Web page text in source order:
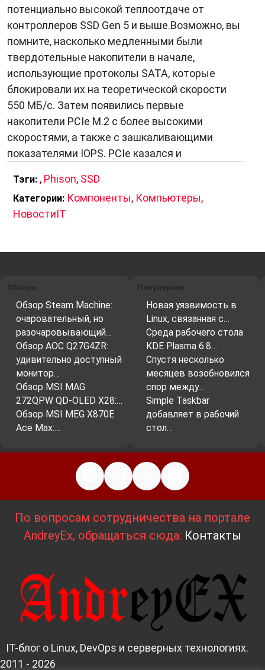
потенциально высокой теплоотдаче от
контроллеров SSD Gen 5 и выше.Возможно, вы
помните, насколько медленными были
твердотельные накопители в начале,
использующие протоколы SATA, которые
блокировали их на теоретической скорости
550 МБ/с. Затем появились первые
накопители PCIe M.2 с более высокими
скоростями, а также с зашкаливающими
показателями IOPS. PCIe казался и
Тэги: , Phison, SSD
Категории: Компоненты, Компьютеры,
НовостиIT
Обзоры
Обзор Steam Machine:
очаровательный, но
разочаровывающий…
Обзор AOC Q27G4ZR:
удивительно доступный
монитор…
Обзор MSI MAG
272QPW QD-OLED X28:…
Обзор MSI MEG X870E
Ace Max:…
Популярное
Новая уязвимость в
Linux, связанная с…
Среда рабочего стола
KDE Plasma 6.8…
Спустя несколько
месяцев возобновился
спор между…
Simple Taskbar
добавляет в рабочий
стол…
По вопросам сотрудничества на портале
AndreyEx, обращаться сюда: Контакты
IT-блог о Linux, DevOps и серверных технологиях.
2011 - 2026